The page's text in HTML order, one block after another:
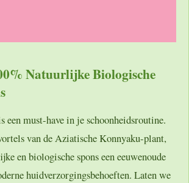
Natuurlijke Biologische
een must-have in je schoonheidsroutine.
van de Aziatische Konnyaku-plant,
en biologische spons een eeuwenoude
huidverzorgingsbehoeften. Laten we